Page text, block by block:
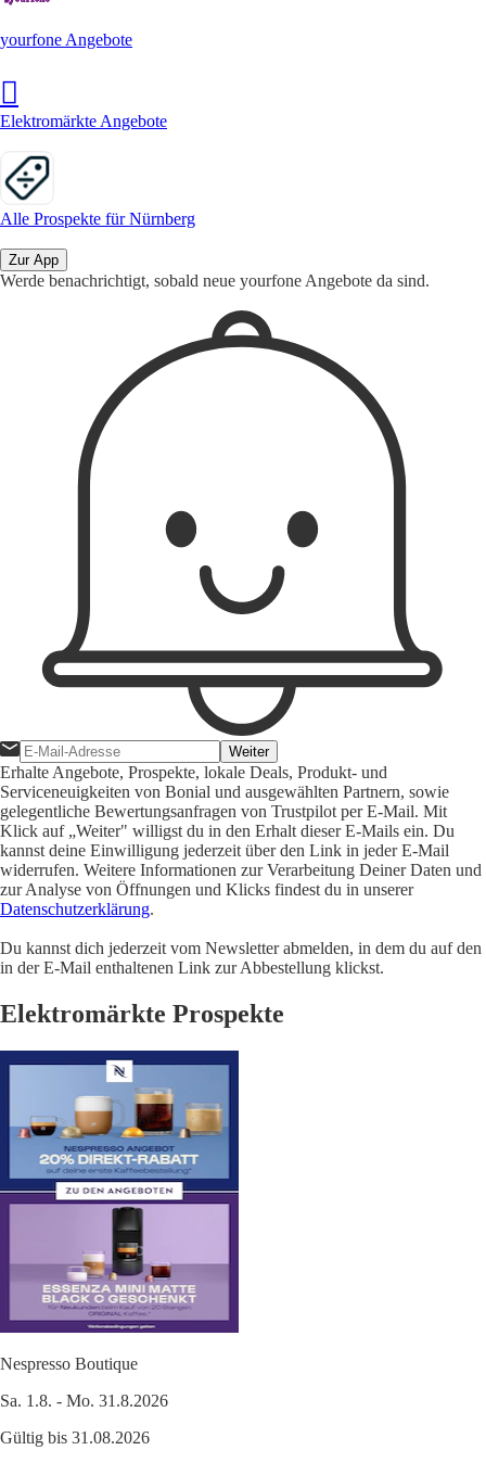
yourfone Angebote
Elektromärkte Angebote
Alle Prospekte für Nürnberg
Zur App
Werde benachrichtigt, sobald neue yourfone Angebote da sind.
Weiter
Erhalte Angebote, Prospekte, lokale Deals, Produkt- und
Serviceneuigkeiten von Bonial und ausgewählten Partnern, sowie
gelegentliche Bewertungsanfragen von Trustpilot per E-Mail. Mit
Klick auf „Weiter" willigst du in den Erhalt dieser E-Mails ein. Du
kannst deine Einwilligung jederzeit über den Link in jeder E-Mail
widerrufen. Weitere Informationen zur Verarbeitung Deiner Daten und
zur Analyse von Öffnungen und Klicks findest du in unserer
Datenschutzerklärung.
Du kannst dich jederzeit vom Newsletter abmelden, in dem du auf den
in der E-Mail enthaltenen Link zur Abbestellung klickst.
Elektromärkte Prospekte
Nespresso Boutique
Sa. 1.8. - Mo. 31.8.2026
Gültig bis 31.08.2026